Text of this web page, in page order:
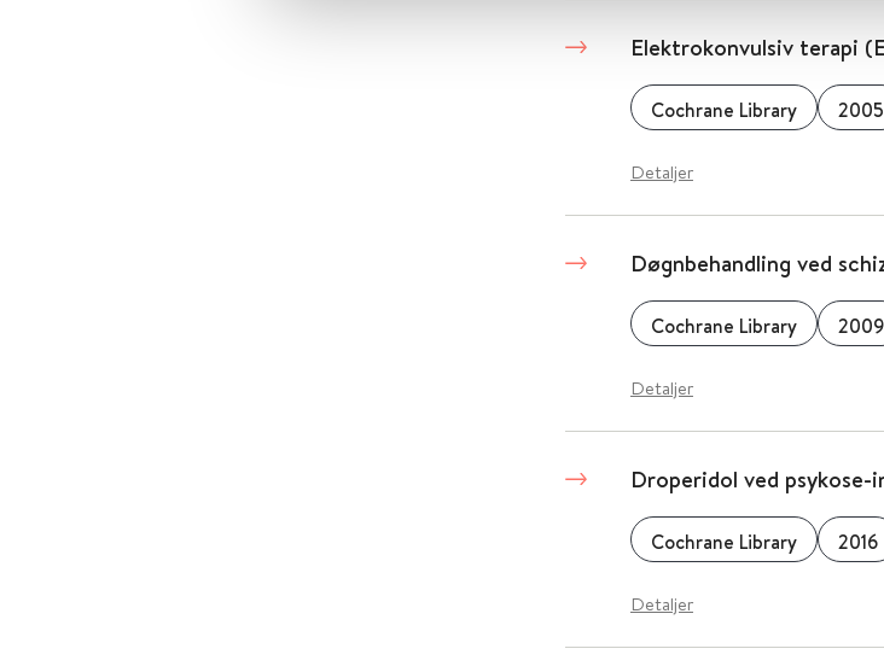
Elektrokonvulsiv terapi
Cochrane Library 2005
Detaljer
Døgnbehandling ved
Cochrane Library 2009
Detaljer
Droperidol ved
Cochrane Library 2016
Detaljer